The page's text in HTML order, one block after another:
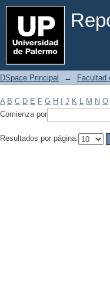
Filtrar por:
DSpace Principal → Facultad
A B C D E F G H J K L M N O
Comienza por
Resultados por página: